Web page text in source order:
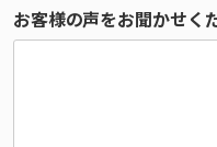
お客様の声をお聞かせく